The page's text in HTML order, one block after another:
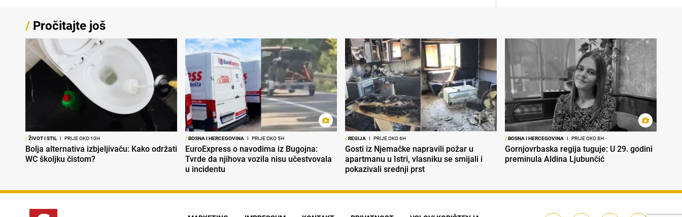
/ Pročitajte još
/ŽIVOT I STIL I PRIJE OKO 10H
Bolja alternativa izbjeljivaču: Kako održati
WC školjku čistom?
/BOSNA I HERCEGOVINA I PRIJE OKO 5H
EuroExpress o navodima iz Bugojna:
Tvrde da njihova vozila nisu učestvovala
u incidentu
/REGIJA I PRIJE OKO 6H
Gosti iz Njemačke napravili požar u
apartmanu u Istri, vlasniku se smijali i
pokazivali srednji prst
/BOSNA I HERCEGOVINA I PRIJE OKO 8H
Gornjovrbaska regija tuguje: U 29. godini
preminula Aldina Ljubunčić